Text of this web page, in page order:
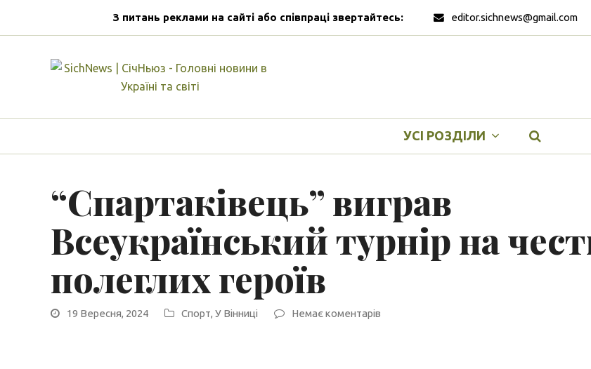
З питань реклами на сайті або співпраці звертайтесь: editor.sichnews@gmail.com
УСІ РОЗДІЛИ
“Спартаківець” виграв
Всеукраїнський турнір на
полеглих героїв
19 Вересня, 2024 Спорт, У Вінниці Немає коментарів